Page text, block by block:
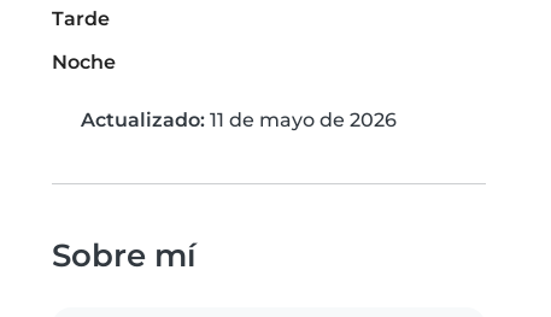
Tarde
Noche
Actualizado: 11 de mayo de 2026
Sobre mí